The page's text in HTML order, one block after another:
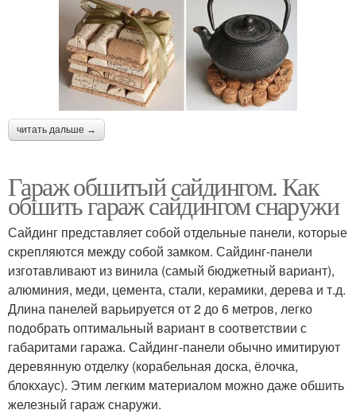
читать дальше →
Гараж обшитый сайдингом. Как
обшить гараж сайдингом снаружи
Сайдинг представляет собой отдельные панели, которые
скрепляются между собой замком. Сайдинг-панели
изготавливают из винила (самый бюджетный вариант),
алюминия, меди, цемента, стали, керамики, дерева и т.д.
Длина панелей варьируется от 2 до 6 метров, легко
подобрать оптимальный вариант в соответствии с
габаритами гаража. Сайдинг-панели обычно имитируют
деревянную отделку (корабельная доска, ёлочка,
блокхаус). Этим легким материалом можно даже обшить
железный гараж снаружи.